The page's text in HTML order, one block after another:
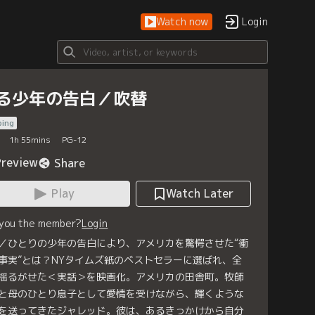
Watch now Login
少年の告白／吹替
1h 55mins PG-12
Share
Play
Watch Later
the member?Login
ひとりの少年の告白により、アメリカを驚愕させた“衝
実”とは？NYタイムズ紙のベストセラーに選ばれ、全
るがせた＜実話＞を映画化。アメリカの田舎町。牧師
母のひとり息子として愛情を受けながら、輝くような
送ってきたジャレッド。彼は、あるきっかけから自分